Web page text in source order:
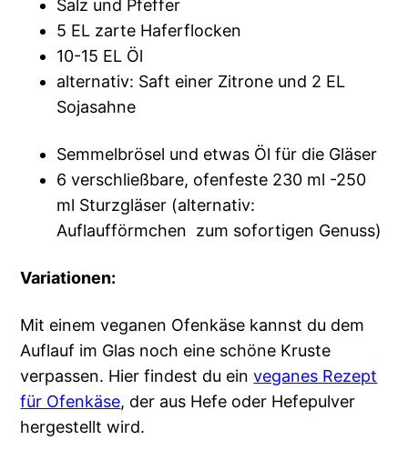
Salz und Pfeffer
5 EL zarte Haferflocken
10-15 EL Öl
alternativ: Saft einer Zitrone und 2 EL
Sojasahne
Semmelbrösel und etwas Öl für die Gläser
6 verschließbare, ofenfeste 230 ml -250
ml Sturzgläser (alternativ:
Auflaufförmchen zum sofortigen Genuss)
Variationen:
Mit einem veganen Ofenkäse kannst du dem
Auflauf im Glas noch eine schöne Kruste
verpassen. Hier findest du einveganes Rezept
für Ofenkäse, der aus Hefe oder Hefepulver
hergestellt wird.